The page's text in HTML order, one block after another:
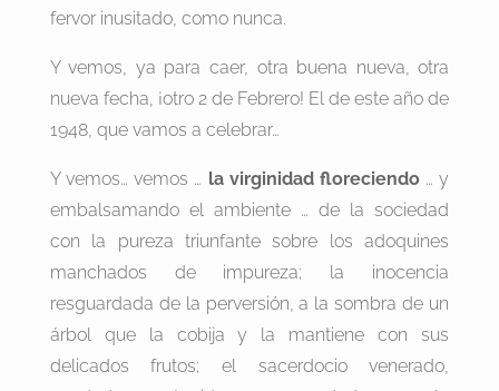
fervor inusitado, como nunca.
Y vemos, ya para caer, otra buena nueva, otra
nueva fecha, ¡otro 2 de Febrero! El de este año de
1948, que vamos a celebrar…
Y vemos… vemos … la virginidad floreciendo… y
embalsamando el ambiente … de la sociedad
con la pureza triunfante sobre los adoquines
manchados de impureza; la inocencia
resguardada de la perversión, a la sombra de un
árbol que la cobija y la mantiene con sus
delicados frutos; el sacerdocio venerado,